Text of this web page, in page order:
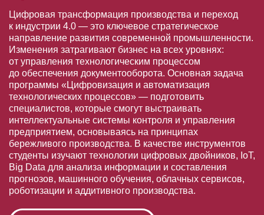
Цифровая трансформация производства и переход
к индустрии 4.0 — это ключевое стратегическое
направление развития современной промышленности.
Изменения затрагивают бизнес на всех уровнях:
от управления технологическим процессом
до обеспечения документооборота. Основная задача
программы «Цифровизация и автоматизация
технологических процессов» — подготовить
специалистов, которые смогут выстраивать
интеллектуальные системы контроля и управления
предприятием, основываясь на принципах
бережливого производства. В качестве инструментов
студенты изучают технологии цифровых двойников, IoT,
Big Data для анализа информации и составления
прогнозов, машинного обучения, облачных сервисов,
роботизации и аддитивного производства.